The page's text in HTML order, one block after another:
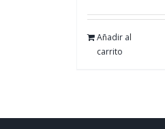
Añadir al
carrito